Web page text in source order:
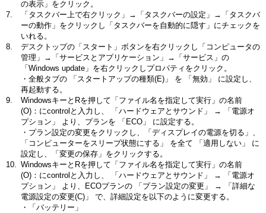
の表示」をクリック。
「タスクバー上で右クリック」→「タスクバーの設定」→「タスクバ
ーの動作」をクリックし「タスクバーを自動的に隠す」にチェックを
いれる。
デスクトップの「スタート」ボタンを右クリックし「コンピュータの
管理」→「サービスとアプリケーション」→「サービス」の
「Windows update」を右クリックしプロパティをクリック。
・全般タブの 「スタートアップの種類(E)」 を 「無効」 に設定し、
再起動する。
WindowsキーとRを押して「ファイル名を指定して実行」の名前
(O)：にcontrolと入力し、 「ハードウェアとサウンド」 → 「電源オ
プション」 より、プランを 「ECO」 に設定する。
・プラン設定の変更をクリックし、「ディスプレイの電源を切る」、
「コンピューターをスリープ状態にする」 を全て 「適用しない」 に
設定し、「変更の保存」をクリックする。
WindowsキーとRを押して「ファイル名を指定して実行」の名前
(O)：にcontrolと入力し、 「ハードウェアとサウンド」 → 「電源オ
プション」 より、ECOプランの 「プラン設定の変更」 → 「詳細な
電源設定の変更(C)」 で、詳細設定を以下のように変更する。
・「バッテリー」